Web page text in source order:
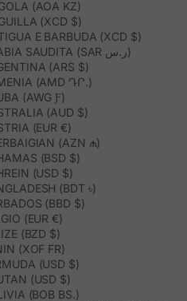
(AOA KZ)
(XCD $)
E BARBUDA (XCD $)
ARABIA SAUDITA (SAR ر.س)
(ARS $)
(AMD ԴՐ.)
(AWG Ƒ)
(AUD $)
(EUR €)
(AZN ₼)
(BSD $)
(USD $)
(BDT ৳)
(BBD $)
(EUR €)
(BZD $)
(XOF FR)
(USD $)
(USD $)
(BOB BS.)